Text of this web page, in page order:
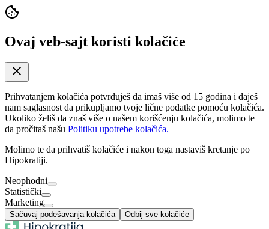
Ovaj veb-sajt koristi kolačiće
Prihvatanjem kolačića potvrđuješ da imaš više od 15 godina i daješ
nam saglasnost da prikupljamo tvoje lične podatke pomoću kolačića.
Ukoliko želiš da znaš više o našem korišćenju kolačića, molimo te
da pročitaš našu Politiku upotrebe kolačića.
Molimo te da prihvatiš kolačiće i nakon toga nastaviš kretanje po
Hipokratiji.
Neophodni
Statistički
Marketing
Sačuvaj podešavanja kolačića Odbij sve kolačiće